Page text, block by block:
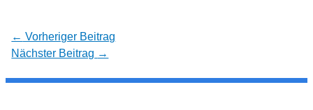
← Vorheriger Beitrag
Nächster Beitrag →